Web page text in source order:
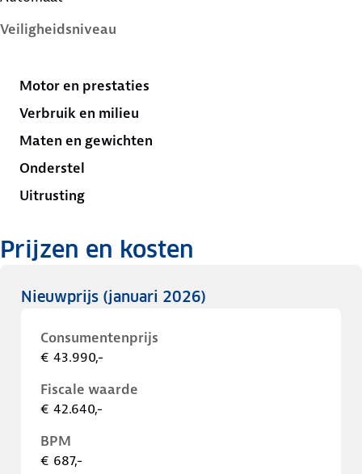
Veiligheidsniveau
Motor en prestaties
Verbruik en milieu
Maten en gewichten
Onderstel
Uitrusting
Prijzen en kosten
Nieuwprijs (januari 2026)
Consumentenprijs
€ 43.990,-
Fiscale waarde
€ 42.640,-
BPM
€ 687,-